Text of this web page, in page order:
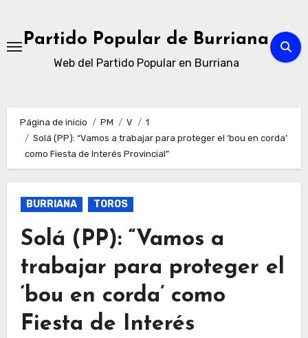
contenidoPartido Popular de Burriana
Web del Partido Popular en Burriana
Página de inicio PM V
1
Solá (PP): “Vamos a trabajar para proteger el ‘bou en corda’
como Fiesta de Interés Provincial”
BURRIANA TOROS
Solá (PP): “Vamos a
trabajar para proteger el
‘bou en corda’ como
Fiesta de Interés